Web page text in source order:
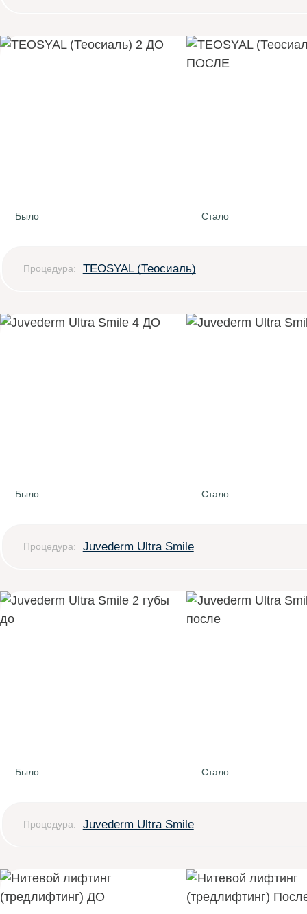
Было Стало
Процедура: TEOSYAL (Теосиаль)
Было Стало
Процедура: Juvederm Ultra Smile
Было Стало
Процедура: Juvederm Ultra Smile